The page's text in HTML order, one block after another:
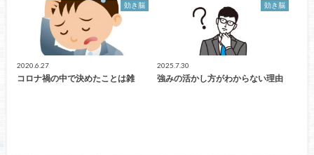
効き脳
2020.6.27
コロナ禍の中で決めたことは雑
効き脳
2025.7.30
強みの活かし方がわからない理由